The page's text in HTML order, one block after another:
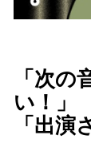
「次
い！」
「出演